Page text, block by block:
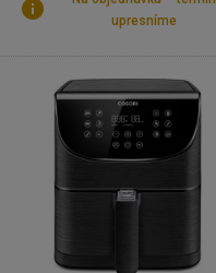
upresníme